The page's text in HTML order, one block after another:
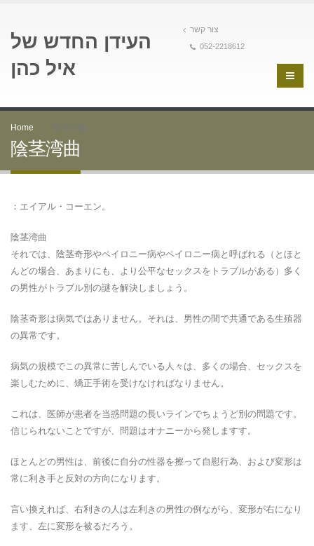
העידן החדש של
איל כהן
צור קשר
052-2218612
Home 陰茎湾曲
陰茎湾曲
：エイアル・コーエン。
陰茎湾曲
それでは、陰茎奇形やペイロニー病やペイロニー病と呼ばれる（とほと
んどの場合、あまりにも、より公平なセックスをトラブルがある）多く
の男性がトラブル別の謎を解決しましょう。
陰茎奇形は病気ではありません。それは、男性の間で共通である生殖器
の異常です。
病気の規模でこの異常に苦しんでいる人々は、多くの場合、セックスを
楽しむために、矯正手術を受けなければなりません。
これは、医師が患者を当惑問題の長いラインでちょうど別の問題です。
信じられないことですが、問題はオナニーから発しますす。
ほとんどの男性は、前後に自分の性器を擦って自慰行為、および変形は
常に利き手と反対の方向になります。
言い換えれば、右利きの人は左利きの男性の例ながら、変形が右になり
ます、左に変形を被るだろう。